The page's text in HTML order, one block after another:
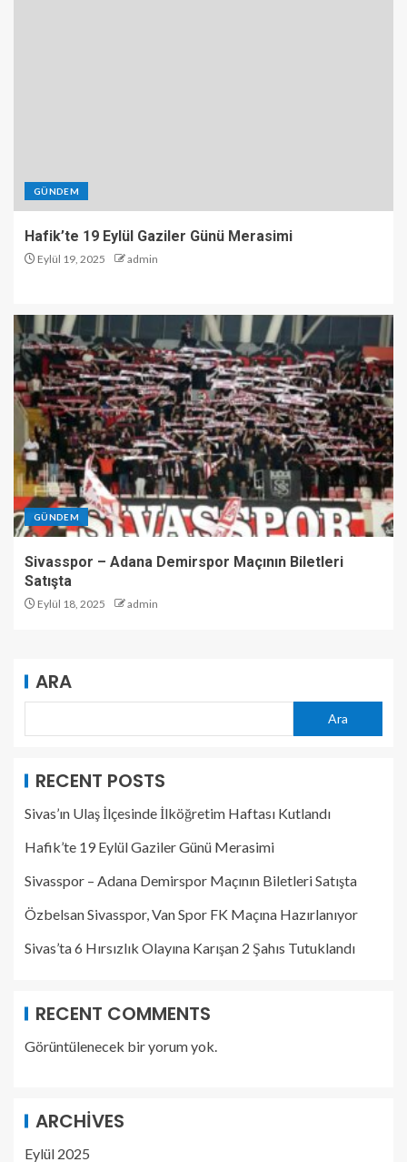
GÜNDEM
Hafik’te 19 Eylül Gaziler Günü Merasimi
Eylül 19, 2025 admin
GÜNDEM
Sivasspor – Adana Demirspor Maçının Biletleri
Satışta
Eylül 18, 2025 admin
ARA
Ara
RECENT POSTS
Sivas’ın Ulaş İlçesinde İlköğretim Haftası Kutlandı
Hafik’te 19 Eylül Gaziler Günü Merasimi
Sivasspor – Adana Demirspor Maçının Biletleri Satışta
Özbelsan Sivasspor, Van Spor FK Maçına Hazırlanıyor
Sivas’ta 6 Hırsızlık Olayına Karışan 2 Şahıs Tutuklandı
RECENT COMMENTS
Görüntülenecek bir yorum yok.
ARCHIVES
Eylül 2025